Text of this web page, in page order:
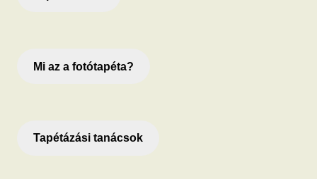
Mi az a fotótapéta?
Tapétázási tanácsok